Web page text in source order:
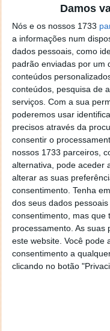
Damos
Nós e os nossos 1733
a informações num
dados pessoais, como
padrão enviadas por um
conteúdos
conteúdos, pesquisa de
serviços. Com a sua
poderemos usar
precisos através da
consentir o
nossos 1733 parceiros,
alternativa, pode aceder
alterar as suas
consentimento. Tenha
dos seus dados
consentimento, mas que
processamento. As suas
este website. Você pode
consentimento a
clicando no botão
EA SPORTS
renovado de F1
17 ABR 2025 JOGOS
F1 25 da Electronic